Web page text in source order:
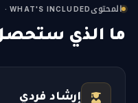
المحتوى· WHAT'S INCLUDED
ما الذي
إرشاد فردي